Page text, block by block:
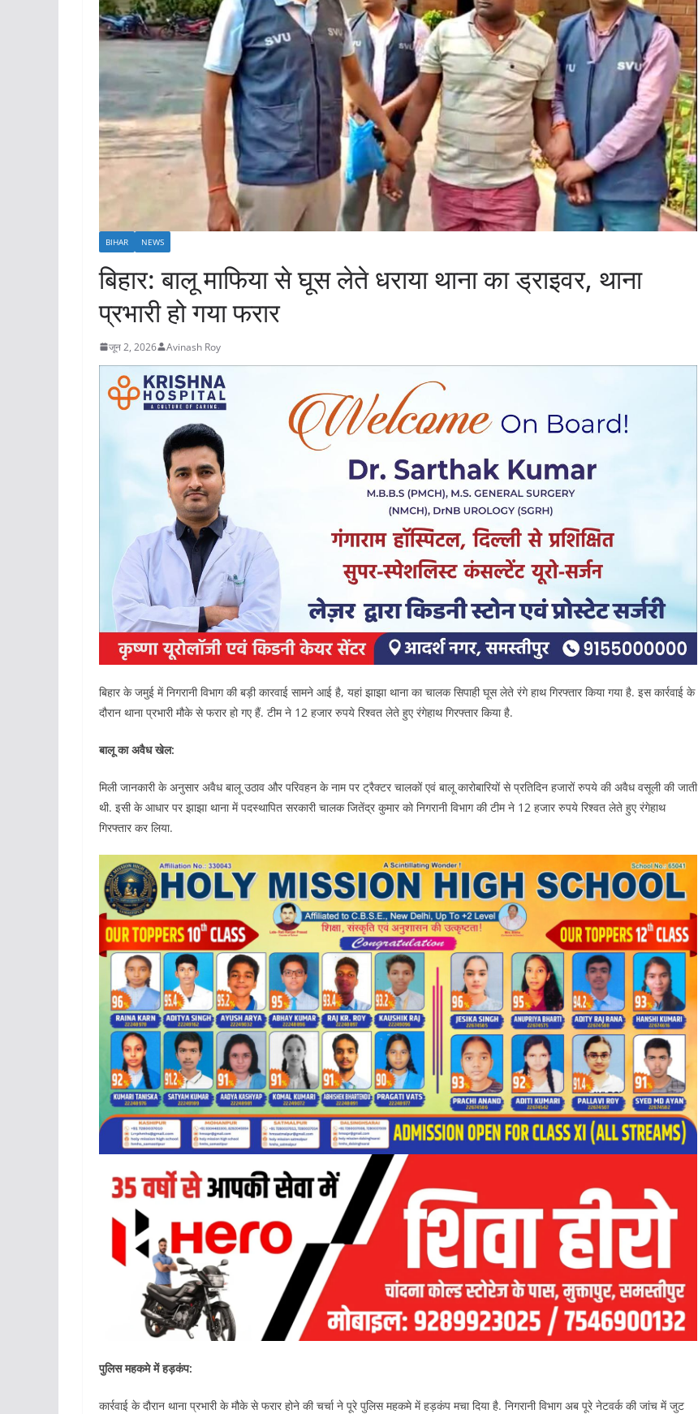
BIHAR NEWS
बिहार: बालू माफिया से घूस लेते धराया थाना का ड्राइवर, थाना
प्रभारी हो गया फरार
जून 2, 2026 Avinash Roy
बिहार के जमुई में निगरानी विभाग की बड़ी कारवाई सामने आई है, यहां झाझा थाना का चालक सिपाही घूस लेते रंगे हाथ गिरफ्तार किया गया है. इस कार्रवाई के
दौरान थाना प्रभारी मौके से फरार हो गए हैं. टीम ने 12 हजार रुपये रिश्वत लेते हुए रंगेहाथ गिरफ्तार किया है.
बालू का अवैध खेल:
मिली जानकारी के अनुसार अवैध बालू उठाव और परिवहन के नाम पर ट्रैक्टर चालकों एवं बालू कारोबारियों से प्रतिदिन हजारों रुपये की अवैध वसूली की जाती
थी. इसी के आधार पर झाझा थाना में पदस्थापित सरकारी चालक जितेंद्र कुमार को निगरानी विभाग की टीम ने 12 हजार रुपये रिश्वत लेते हुए रंगेहाथ
गिरफ्तार कर लिया.
पुलिस महकमे में हड़कंप:
कार्रवाई के दौरान थाना प्रभारी के मौके से फरार होने की चर्चा ने पूरे पुलिस महकमे में हड़कंप मचा दिया है. निगरानी विभाग अब पूरे नेटवर्क की जांच में जुट